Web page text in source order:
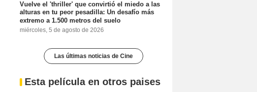
Vuelve el 'thriller' que convirtió el miedo a las
alturas en tu peor pesadilla: Un desafío más
extremo a 1.500 metros del suelo
miércoles, 5 de agosto de 2026
Las últimas noticias de Cine
Esta película en otros paises